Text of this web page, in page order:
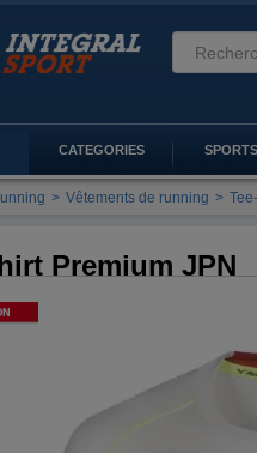
CATEGORIES SPORTS
> Vêtements de running >
Premium JPN